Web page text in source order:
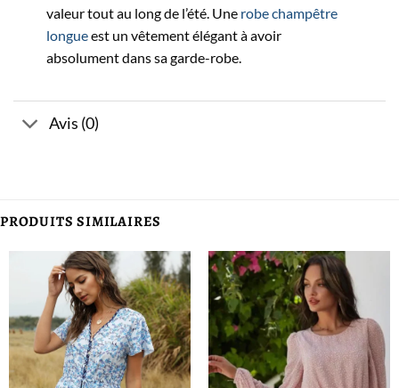
valeur tout au long de l’été. Une robe champêtre
longueest un vêtement élégant à avoir
absolument dans sa garde-robe.
Avis (0)
PRODUITS SIMILAIRES